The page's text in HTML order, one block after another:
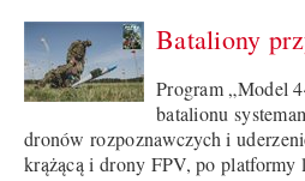
Bataliony
Program „Model
batalionu
dronów rozpoznawczych i
krążącą i drony FPV, po platformy